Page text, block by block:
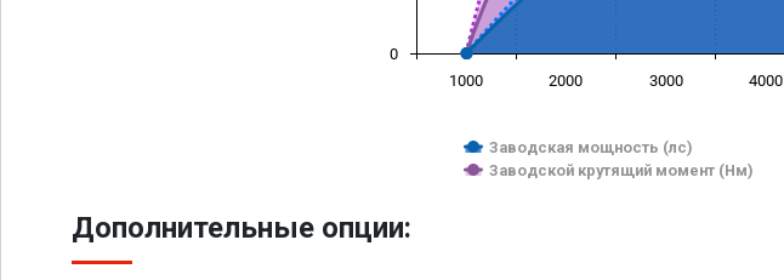
Заводская мощность (лс)
Заводской крутящий момент (Нм)
1000 2000 3000 4000
0
Дополнительные опции: